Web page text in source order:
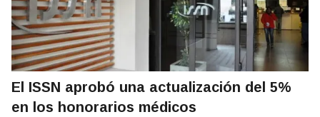
El ISSN aprobó una actualización del 5%
en los honorarios médicos